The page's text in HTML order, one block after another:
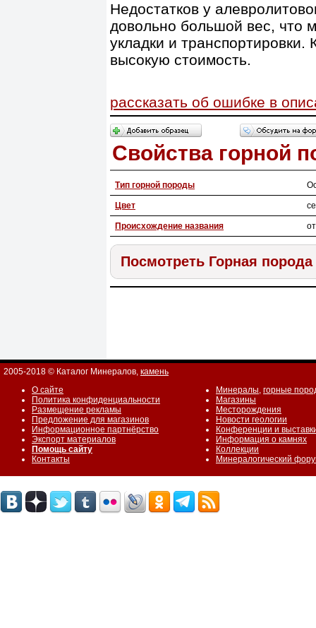
Недостатков у
довольно большой вес, что
укладки и
высокую стоимость.
рассказать об ошибке в
Свойства горной
Тип горной породы
Цвет
Происхождение названия
Посмотреть Горная
2005-2018 © Каталог Минералов, камень
О сайте
Политика конфиденциальности
Размещение рекламы
Предложение для магазинов
Информационное партнёрство
Экспорт материалов
Помощь сайту
Контакты
Минералы, горные
Магазины
Месторождения
Новости геологии
Конференции и
Информация о камнях
Коллекции
Минералогический